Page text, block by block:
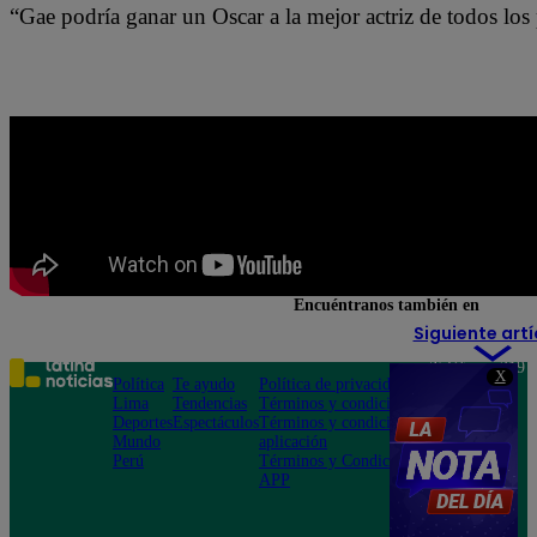
X
“Gae podría ganar un Oscar a la mejor actriz de todos
Siguiente
Encuéntranos también en
Política
Lima
Deportes
Mundo
Perú
Te ayudo
Tendencias
Espectáculos
Política de privacidad
Términos y condiciones
Términos y condiciones
aplicación
Términos y Condiciones
APP
Teléfono: 219
Av. San
Felipe 968
Jesús María